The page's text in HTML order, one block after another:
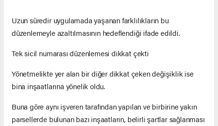
Uzun süredir uygulamada yaşanan farklılıkların bu
düzenlemeyle azaltılmasının hedeflendiği ifade edildi.
Tek sicil numarası düzenlemesi dikkat çekti
Yönetmelikte yer alan bir diğer dikkat çeken değişiklik ise
bina inşaatlarına yönelik oldu.
Buna göre aynı işveren tarafından yapılan ve birbirine yakın
parsellerde bulunan bazı inşaatların, belirli şartlar sağlanması